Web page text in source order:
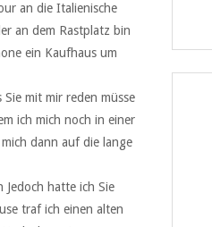
an die Italienische
an dem Rastplatz bin
ein Kaufhaus um
mit mir reden müsse
ich mich noch in einer
dann auf die lange
Jedoch hatte ich Sie
traf ich einen alten